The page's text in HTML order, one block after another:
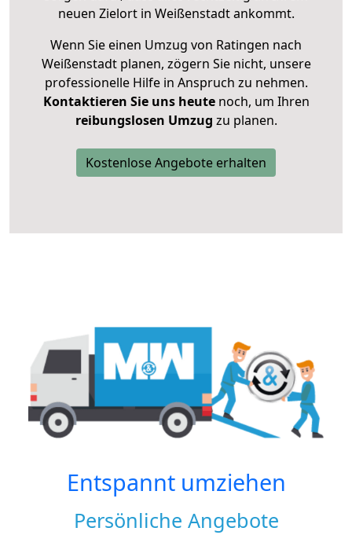
neuen Zielort in Weißenstadt ankommt.
Wenn Sie einen Umzug von Ratingen nach
Weißenstadt planen, zögern Sie nicht, unsere
professionelle Hilfe in Anspruch zu nehmen.
Kontaktieren Sie uns heutenoch, um Ihren
reibungslosen Umzug zu planen.
Kostenlose Angebote erhalten
Entspannt umziehen
Persönliche Angebote